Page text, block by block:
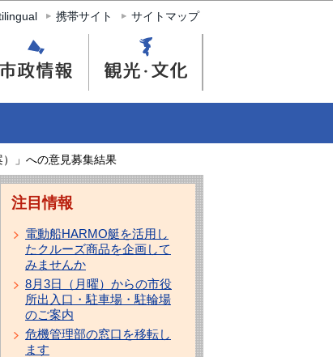
携帯サイト サイトマップ
）」への意見募集結果
注目情報
電動船HARMO艇を活用し
たクルーズ商品を企画して
みませんか
8月3日（月曜）からの市役
所出入口・駐車場・駐輪場
のご案内
危機管理部の窓口を移転し
ます